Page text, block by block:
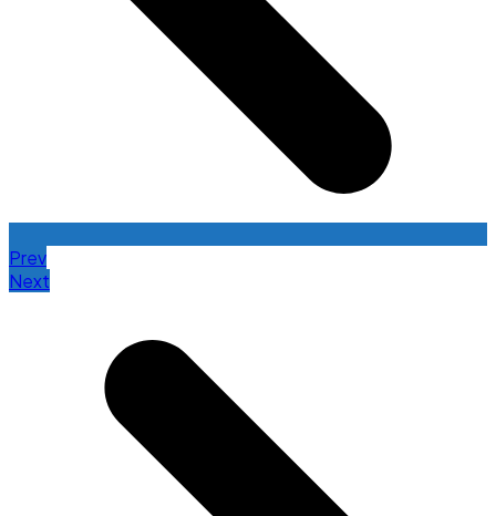
Prev
Next